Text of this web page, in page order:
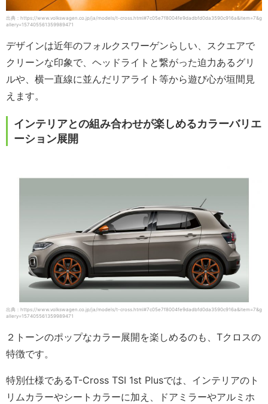
出典：https://www.volkswagen.co.jp/ja/models/t-cross.html#7c05e7f8004fe9dadbfd0da3590c916a&item=7&g
allery=157405561359989471
デザインは近年のフォルクスワーゲンらしい、スクエアで
クリーンな印象で、ヘッドライトと繋がった迫力あるグリ
ルや、横一直線に並んだリアライト等から遊び心が垣間見
えます。
インテリアとの組み合わせが楽しめるカラーバリエ
ーション展開
出典：https://www.volkswagen.co.jp/ja/models/t-cross.html#7c05e7f8004fe9dadbfd0da3590c916a&item=7&g
allery=157405561359989471
２トーンのポップなカラー展開を楽しめるのも、Tクロスの
特徴です。
特別仕様であるT-Cross TSI 1st Plusでは、インテリアのト
リムカラーやシートカラーに加え、ドアミラーやアルミホ